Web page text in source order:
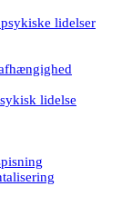
lidelser
lidelse